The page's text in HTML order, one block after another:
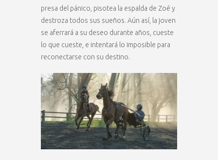
presa del pánico, pisotea la espalda de Zoé y
destroza todos sus sueños. Aún así, la joven
se aferrará a su deseo durante años, cueste
lo que cueste, e intentará lo imposible para
reconectarse con su destino.